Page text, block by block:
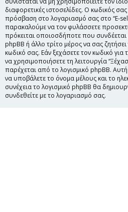
διαφορετικές ιστοσελίδες. Ο κωδικός
πρόσβαση στο λογαριασμό σας στο “E-
παρακαλούμε να τον φυλάσσετε
πρόκειται οποιοσδήποτε που συνδέεται
phpBB ή άλλο τρίτο μέρος να σας
κωδικό σας. Εάν ξεχάσετε τον κωδικό
να χρησιμοποιήσετε τη λειτουργία
παρέχεται από το λογισμικό phpBB.
να υποβάλετε το όνομα μέλους και το
συνέχεια το λογισμικό phpBB θα
συνδεθείτε με το λογαριασμό σας.